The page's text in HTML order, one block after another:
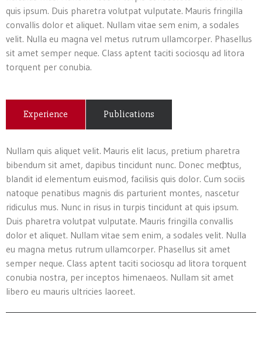
quis ipsum. Duis pharetra volutpat vulputate. Mauris fringilla
convallis dolor et aliquet. Nullam vitae sem enim, a sodales
velit. Nulla eu magna vel metus rutrum ullamcorper. Phasellus
sit amet semper neque. Class aptent taciti sociosqu ad litora
torquent per conubia.
Experience Publications
Nullam quis aliquet velit. Mauris elit lacus, pretium pharetra
bibendum sit amet, dapibus tincidunt nunc. Donec meфtus,
blandit id elementum euismod, facilisis quis dolor. Cum sociis
natoque penatibus magnis dis parturient montes, nascetur
ridiculus mus. Nunc in risus in turpis tincidunt at quis ipsum.
Duis pharetra volutpat vulputate. Mauris fringilla convallis
dolor et aliquet. Nullam vitae sem enim, a sodales velit. Nulla
eu magna metus rutrum ullamcorper. Phasellus sit amet
semper neque. Class aptent taciti sociosqu ad litora torquent
conubia nostra, per inceptos himenaeos. Nullam sit amet
libero eu mauris ultricies laoreet.